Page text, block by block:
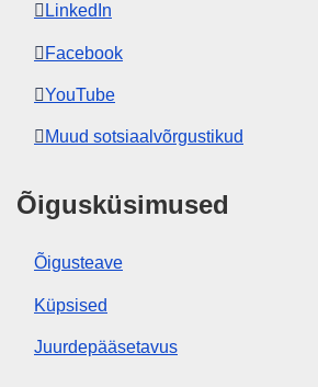
LinkedIn
Facebook
YouTube
Muud sotsiaalvõrgustikud
Õigusküsimused
Õigusteave
Küpsised
Juurdepääsetavus